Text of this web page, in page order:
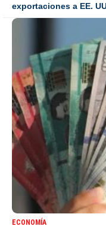
exportaciones a EE.
ECONOMÍA